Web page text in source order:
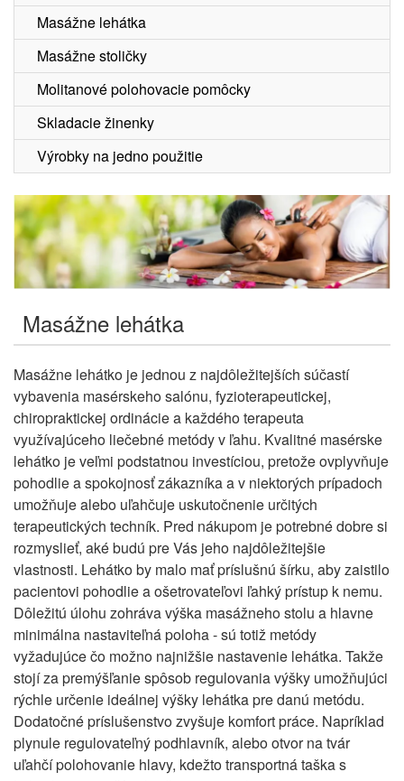
Masážne lehátka
Masážne stoličky
Molitanové polohovacie pomôcky
Skladacie žinenky
Výrobky na jedno použitie
Masážne lehátka
Masážne lehátko je jednou z najdôležitejších súčastí
vybavenia masérskeho salónu, fyzioterapeutickej,
chiropraktickej ordinácie a každého terapeuta
využívajúceho liečebné metódy v ľahu. Kvalitné masérske
lehátko je veľmi podstatnou investíciou, pretože ovplyvňuje
pohodlie a spokojnosť zákazníka a v niektorých prípadoch
umožňuje alebo uľahčuje uskutočnenie určitých
terapeutických techník. Pred nákupom je potrebné dobre si
rozmyslieť, aké budú pre Vás jeho najdôležitejšie
vlastnosti. Lehátko by malo mať príslušnú šírku, aby zaistilo
pacientovi pohodlie a ošetrovateľovi ľahký prístup k nemu.
Dôležitú úlohu zohráva výška masážneho stolu a hlavne
minimálna nastaviteľná poloha - sú totiž metódy
vyžadujúce čo možno najnižšie nastavenie lehátka. Takže
stojí za premýšľanie spôsob regulovania výšky umožňujúci
rýchle určenie ideálnej výšky lehátka pre danú metódu.
Dodatočné príslušenstvo zvyšuje komfort práce. Napríklad
plynule regulovateľný podhlavník, alebo otvor na tvár
uľahčí polohovanie hlavy, kdežto transportná taška s